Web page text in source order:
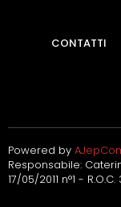
CONTATTI
Powered by
Responsabile:
17/05/2011 n°1 -